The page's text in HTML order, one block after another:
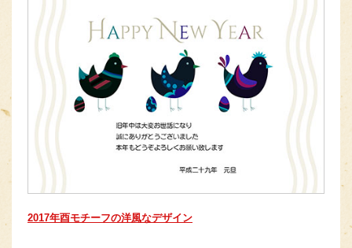
2017年酉モチーフの洋風なデザイン